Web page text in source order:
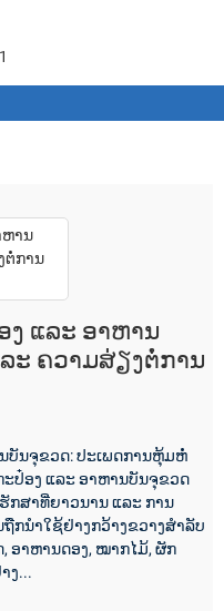
ແລະ ອາຫານ
ະ ຄວາມສ່ຽງຕໍ່ການ
ບັນຈຸຂວດ: ປະເພດການຫຸ້ມຫໍ່
ປ໋ອງ ແລະ ອາຫານບັນຈຸຂວດ
ກສາທີ່ຍາວນານ ແລະ ການ
ກນໍາໃຊ້ຢ່າງກວ້າງຂວາງສໍາລັບ
ອາຫານດອງ, ໝາກໄມ້, ຜັກ
ງ...